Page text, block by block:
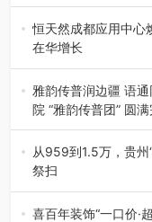
2026年7月21日，
地”（贵州站）主题…
恒天然成都应用中心
在华增长
融合全球研发实力与
场创新发展 （7月27
雅韵传普润边疆 语
院 “雅韵传普团” 圆
为扎实推进2026“千
践，牢牢紧扣 “雅韵
从959到1.5万，贵州
祭扫
八一建军节到来之际
市退役军人事务局
喜百年装饰“一口价·